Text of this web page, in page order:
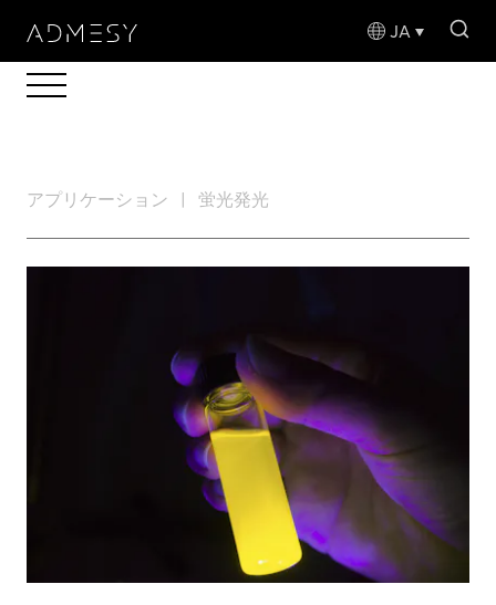
JA
アプリケーション 蛍光発光